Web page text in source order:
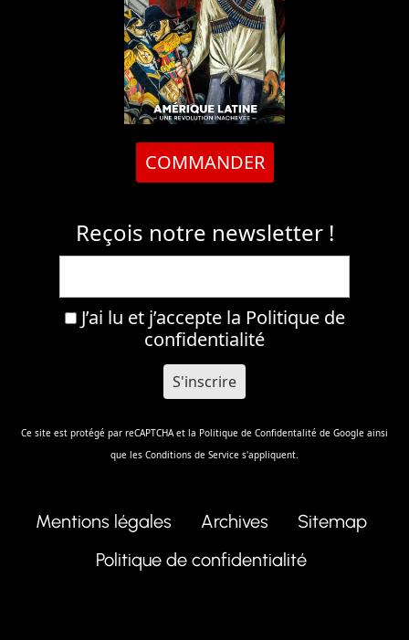
COMMANDER
Reçois notre newsletter !
J’ai lu et j’accepte la Politique de
confidentialité
Ce site est protégé par reCAPTCHA et la Politique de Confidentalité de Google ainsi
que les Conditions de Service s'appliquent.
Mentions légales Archives
Sitemap
Politique de confidentialité